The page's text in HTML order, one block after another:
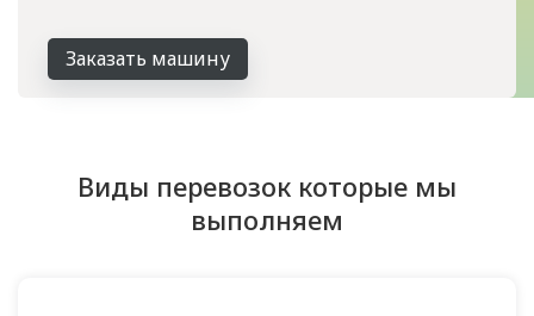
Заказать машину
Виды перевозок которые мы
выполняем